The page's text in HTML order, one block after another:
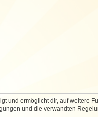
und ermöglicht dir, auf weitere
und die verwandten